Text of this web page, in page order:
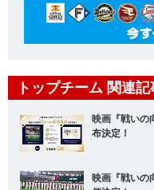
トップチーム 関連記
映画『戦いの
布決定！
映画『戦いの